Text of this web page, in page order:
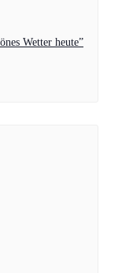
Wetter heute”